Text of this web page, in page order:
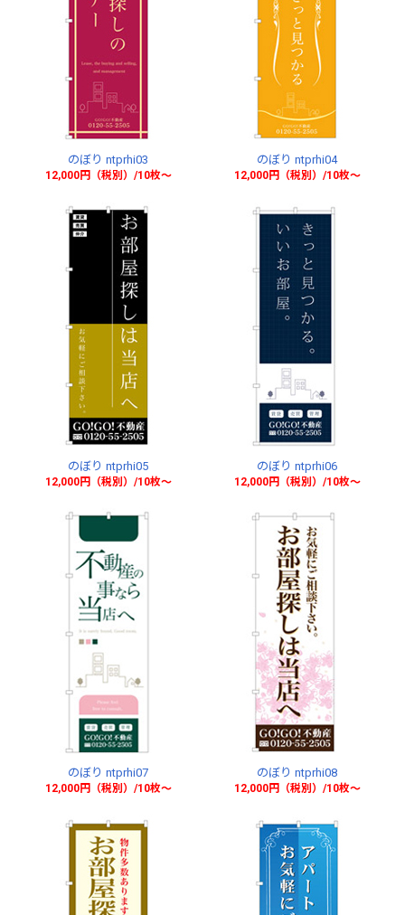
のぼり ntprhi03
12,000円（税別）/10枚〜
のぼり ntprhi04
12,000円（税別）/10枚〜
のぼり ntprhi05
12,000円（税別）/10枚〜
のぼり ntprhi06
12,000円（税別）/10枚〜
のぼり ntprhi07
12,000円（税別）/10枚〜
のぼり ntprhi08
12,000円（税別）/10枚〜